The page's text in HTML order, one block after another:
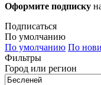
Оформите подписку
Подписаться
По умолчанию
По умолчанию По
Фильтры
Город или регион